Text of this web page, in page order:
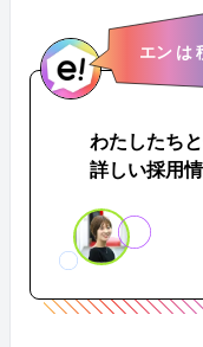
エン は
わたしたち
詳しい採用